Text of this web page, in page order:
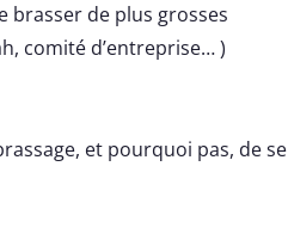
brasser de plus grosses
comité d’entreprise… )
et pourquoi pas, de se